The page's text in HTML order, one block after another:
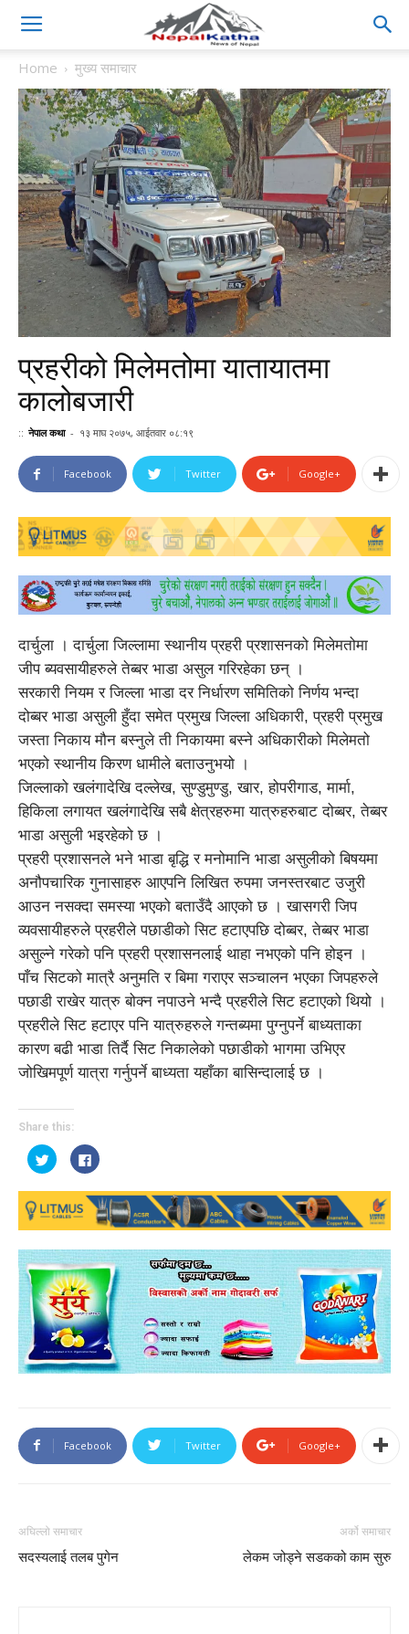
Home मुख्य समाचार
प्रहरीको मिलेमतोमा यातायातमा
कालोबजारी
:: नेपाल कथा - १३ माघ २०७५, आईतवार ०८:१९
Facebook Twitter Google+
दार्चुला । दार्चुला जिल्लामा स्थानीय प्रहरी प्रशासनको मिलेमतोमा
जीप ब्यवसायीहरुले तेब्बर भाडा असुल गरिरहेका छन् ।
सरकारी नियम र जिल्ला भाडा दर निर्धारण समितिको निर्णय भन्दा
दोब्बर भाडा असुली हुँदा समेत प्रमुख जिल्ला अधिकारी, प्रहरी प्रमुख
जस्ता निकाय मौन बस्नुले ती निकायमा बस्ने अधिकारीको मिलेमतो
भएको स्थानीय किरण धामीले बताउनुभयो ।
जिल्लाको खलंगादेखि दल्लेख, सुण्डुमुण्डु, खार, होपरीगाड, मार्मा,
हिकिला लगायत खलंगादेखि सबै क्षेत्रहरुमा यात्रुहरुबाट दोब्बर, तेब्बर
भाडा असुली भइरहेको छ ।
प्रहरी प्रशासनले भने भाडा बृद्धि र मनोमानि भाडा असुलीको बिषयमा
अनौपचारिक गुनासाहरु आएपनि लिखित रुपमा जनस्तरबाट उजुरी
आउन नसक्दा समस्या भएको बताउँदै आएको छ । खासगरी जिप
व्यवसायीहरुले प्रहरीले पछाडीको सिट हटाएपछि दोब्बर, तेब्बर भाडा
असुल्ने गरेको पनि प्रहरी प्रशासनलाई थाहा नभएको पनि होइन ।
पाँच सिटको मात्रै अनुमति र बिमा गराएर सञ्चालन भएका जिपहरुले
पछाडी राखेर यात्रु बोक्न नपाउने भन्दै प्रहरीले सिट हटाएको थियो ।
प्रहरीले सिट हटाएर पनि यात्रुहरुले गन्तब्यमा पुग्नुपर्ने बाध्यताका
कारण बढी भाडा तिर्दै सिट निकालेको पछाडीको भागमा उभिएर
जोखिमपूर्ण यात्रा गर्नुपर्ने बाध्यता यहाँका बासिन्दालाई छ ।
Share this:
Click
to
share
on
(Opens
in
new
Click
to
on
Facebook
(Opens
in
new
Facebook Twitter Google+
अघिल्लो समाचार
सदस्यलाई तलब पुगेन
अर्को समाचार
लेकम जोड्ने सडकको काम सुरु